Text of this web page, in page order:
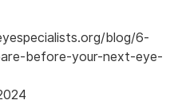
blog/6-
before-your-next-eye-